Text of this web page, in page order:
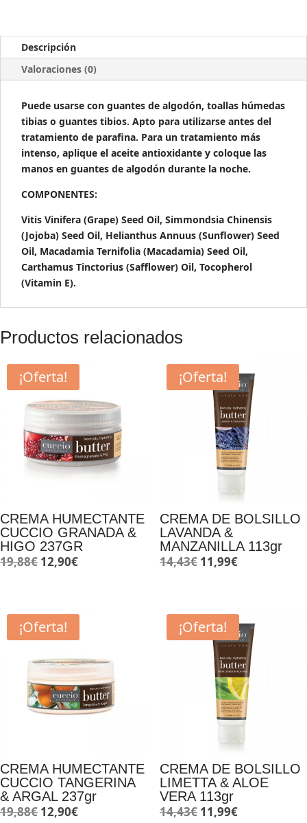
ANTI-
EDAD
cantidad
Descripción
Valoraciones (0)
Puede usarse con guantes de algodón, toallas húmedas
tibias o guantes tibios. Apto para utilizarse antes del
tratamiento de parafina. Para un tratamiento más
intenso, aplique el aceite antioxidante y coloque las
manos en guantes de algodón durante la noche.
COMPONENTES:
Vitis Vinifera (Grape) Seed Oil, Simmondsia Chinensis
(Jojoba) Seed Oil, Helianthus Annuus (Sunflower) Seed
Oil, Macadamia Ternifolia (Macadamia) Seed Oil,
Carthamus Tinctorius (Safflower) Oil, Tocopherol
(Vitamin E).
Productos relacionados
¡Oferta!
CREMA HUMECTANTE
CUCCIO GRANADA &
HIGO 237GR
19,88€ El
era:
19,88€.
12,90€El
es:
¡Oferta!
CREMA DE BOLSILLO
LAVANDA &
MANZANILLA 113gr
14,43€ El
era:
14,43€.
11,99€El
es:
11,99€.
¡Oferta!
CREMA HUMECTANTE
CUCCIO TANGERINA
& ARGAL 237gr
19,88€ El
12,90€El
¡Oferta!
CREMA DE BOLSILLO
LIMETTA & ALOE
VERA 113gr
14,43€ El
11,99€El